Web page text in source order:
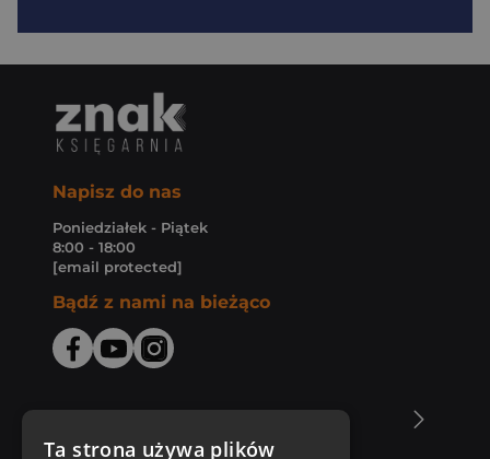
Napisz do nas
Poniedziałek - Piątek
8:00 - 18:00
[email protected]
Bądź z nami na bieżąco
Ta strona używa plików